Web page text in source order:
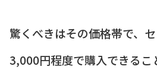
驚くべきはその価格帯で、
3,000円程度で購入できるこ